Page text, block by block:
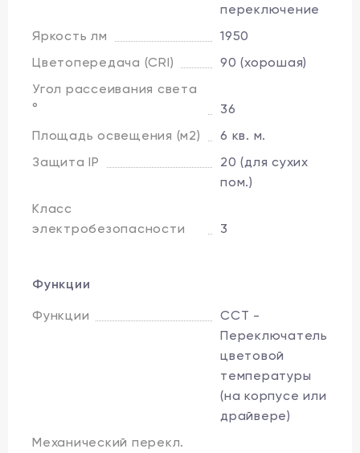
переключение
Яркость лм
1950
Цветопередача (CRI)
90 (хорошая)
Угол рассеивания света
°
36
Площадь освещения (м2)
6 кв. м.
Защита IP
20 (для сухих
пом.)
Класс
электробезопасности
3
Функции
Функции
CCT -
Переключатель
цветовой
температуры
(на корпусе или
драйвере)
Механический перекл.